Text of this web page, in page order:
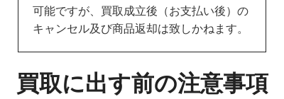
可能ですが、買取成立後（お支払い後）の
キャンセル及び商品返却は致しかねます。
買取に出す前の注意事項